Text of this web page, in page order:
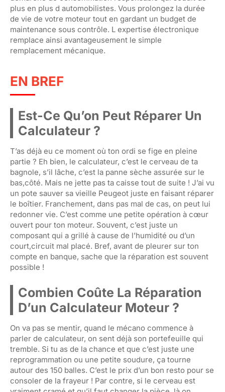
plus en plus d automobilistes. Vous prolongez la durée
de vie de votre moteur tout en gardant un budget de
maintenance sous contrôle. L expertise électronique
remplace ainsi avantageusement le simple
remplacement mécanique.
EN BREF
Est-Ce Qu’on Peut Réparer Un
Calculateur ?
T’as déjà eu ce moment où ton ordi se fige en pleine
partie ? Eh bien, le calculateur, c’est le cerveau de ta
bagnole, s’il lâche, c’est la panne sèche assurée sur le
bas,côté. Mais ne jette pas ta caisse tout de suite ! J’ai vu
un pote sauver sa vieille Peugeot juste en faisant réparer
le boîtier. Franchement, dans pas mal de cas, on peut lui
redonner vie. C’est comme une petite opération à cœur
ouvert pour ton moteur. Souvent, c’est juste un
composant qui a grillé à cause de l’humidité ou d’un
court,circuit mal placé. Bref, avant de pleurer sur ton
compte en banque, sache que la réparation est souvent
possible !
Combien Coûte La Réparation
D’un Calculateur Moteur ?
On va pas se mentir, quand le mécano commence à
parler de calculateur, on sent déjà son portefeuille qui
tremble. Si tu as de la chance et que c’est juste une
reprogrammation ou une petite soudure, ça tourne
autour des 150 balles. C’est le prix d’un bon resto pour se
consoler de la frayeur ! Par contre, si le cerveau est